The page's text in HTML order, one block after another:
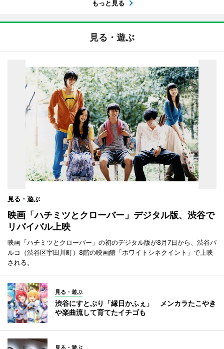
もっと見る
見る・遊ぶ
見る・遊ぶ
映画「ハチミツとクローバー」デジタル版、渋谷で
リバイバル上映
映画「ハチミツとクローバー」の初のデジタル版が8月7日から、渋谷パ
ルコ（渋谷区宇田川町）8階の映画館「ホワイトシネクイント」で上映
される。
見る・遊ぶ
渋谷にすとぷり「縁日かふぇ」 メンカラたこやき
や楽曲流して育てたイチゴも
見る・遊ぶ